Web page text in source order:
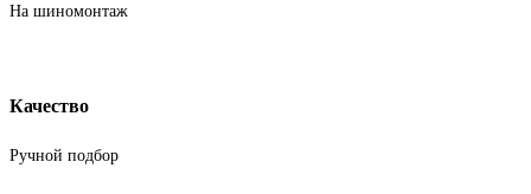
На шиномонтаж
Качество
Ручной подбор